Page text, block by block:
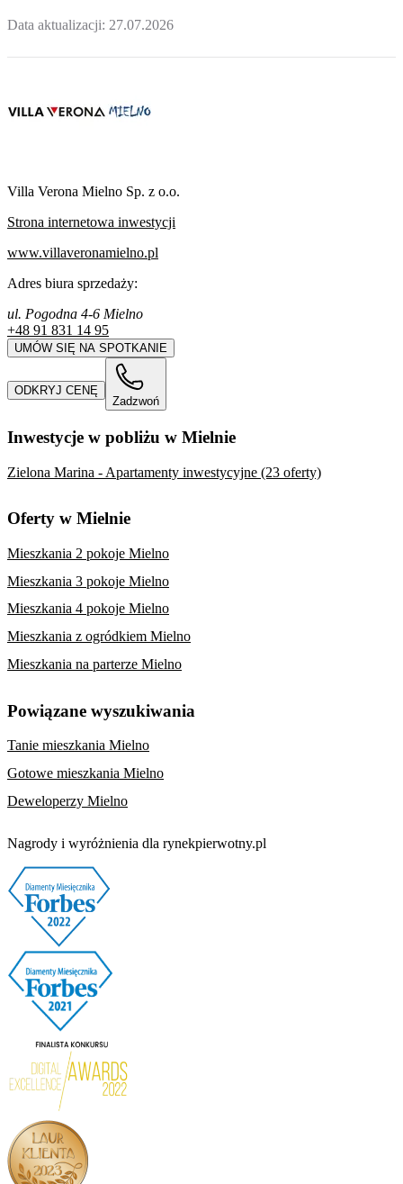
Data aktualizacji: 27.07.2026
Villa Verona Mielno Sp. z o.o.
Strona internetowa inwestycji
www.villaveronamielno.pl
Adres biura sprzedaży:
ul. Pogodna 4-6 Mielno
+48 91 831 14 95
UMÓW SIĘ NA SPOTKANIE
ODKRYJ CENĘ
Zadzwoń
Inwestycje w pobliżu w Mielnie
Zielona Marina - Apartamenty inwestycyjne (23 oferty)
Oferty w Mielnie
Mieszkania 2 pokoje Mielno
Mieszkania 3 pokoje Mielno
Mieszkania 4 pokoje Mielno
Mieszkania z ogródkiem Mielno
Mieszkania na parterze Mielno
Powiązane wyszukiwania
Tanie mieszkania Mielno
Gotowe mieszkania Mielno
Deweloperzy Mielno
Nagrody i wyróżnienia dla rynekpierwotny.pl